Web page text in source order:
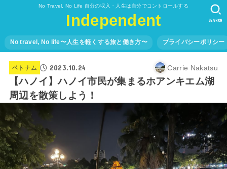
No Travel, No Life 自分の収入・人生は自分でコントロールする
Independent
No travel, No life〜人生を軽くする旅と働き方〜 プライバシーポリシー
SEARCH
ベトナム 2023.10.24 Carrie Nakatsu
【ハノイ】ハノイ市民が集まるホアンキエム湖
周辺を散策しよう！